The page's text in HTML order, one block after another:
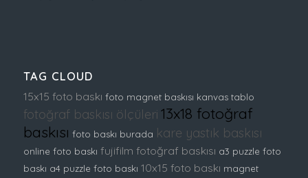
TAG CLOUD
15x15 foto baskı foto magnet baskısı kanvas tablo
fotoğraf baskısı ölçüleri 13x18 fotoğraf
baskısı foto baskı burada kare yastık baskısı
online foto baskı fujifilm fotoğraf baskısı a3 puzzle foto
baskı a4 puzzle foto baskı 10x15 foto baskı magnet